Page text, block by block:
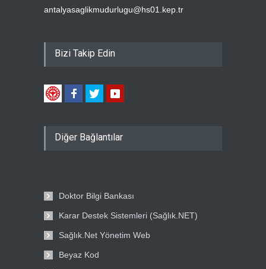
antalyasaglikmudurlugu@hs01.kep.tr
Bizi Takip Edin
Diğer Bağlantılar
Doktor Bilgi Bankası
Karar Destek Sistemleri (Sağlık.NET)
Sağlık.Net Yönetim Web
Beyaz Kod